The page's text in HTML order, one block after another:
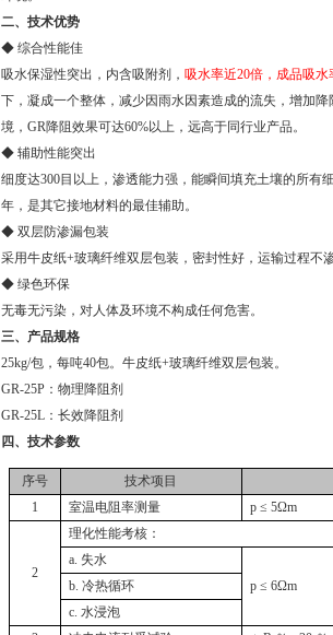
二、技术优势
◆ 综合性能佳
吸水保湿性突出，内含吸附剂， 吸水率近20倍，成品吸水
下，凝成一个整体，减少因雨水因素造成的流失，增加
境， GR降阻效果可达60%以上，远高于同行业产品。
◆ 辅助性能突出
细度达300目以上，渗透能力强，能瞬间填充土壤的所有
年，是其它接地材料的最佳辅助。
◆ 双层防渗漏包装
采用牛皮纸+玻璃纤维双层包装，密封性好，运输过程不
◆ 绿色环保
无毒无污染，对人体及环境不构成任何危害。
三、产品规格
25kg/包，每吨40包。牛皮纸+玻璃纤维双层包装。
GR-25P ：物理降阻剂
GR-25L ：长效降阻剂
四、技术参数
序号 技术项目
1
室温电阻率测量 p≤ 5Ωm
2
理化性能考核：
a. 失水
p≤ 6Ωm
b.冷热循环
c.水浸泡